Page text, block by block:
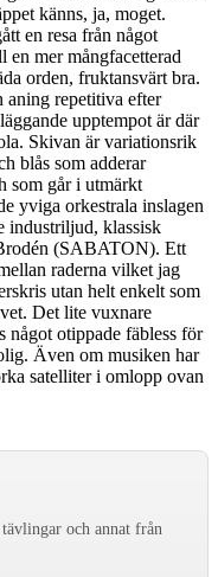
känns, ja, moget.
en resa från något
mer mångfacetterad
orden, fruktansvärt bra.
aning repetitiva efter
upptempot är där
Skivan är variationsrik
blås som adderar
som går i utmärkt
yviga orkestrala inslagen
industriljud, klassisk
(SABATON). Ett
raderna vilket jag
utan helt enkelt som
Det lite vuxnare
otippade fäbless för
Även om musiken har
satelliter i omlopp ovan
och annat från